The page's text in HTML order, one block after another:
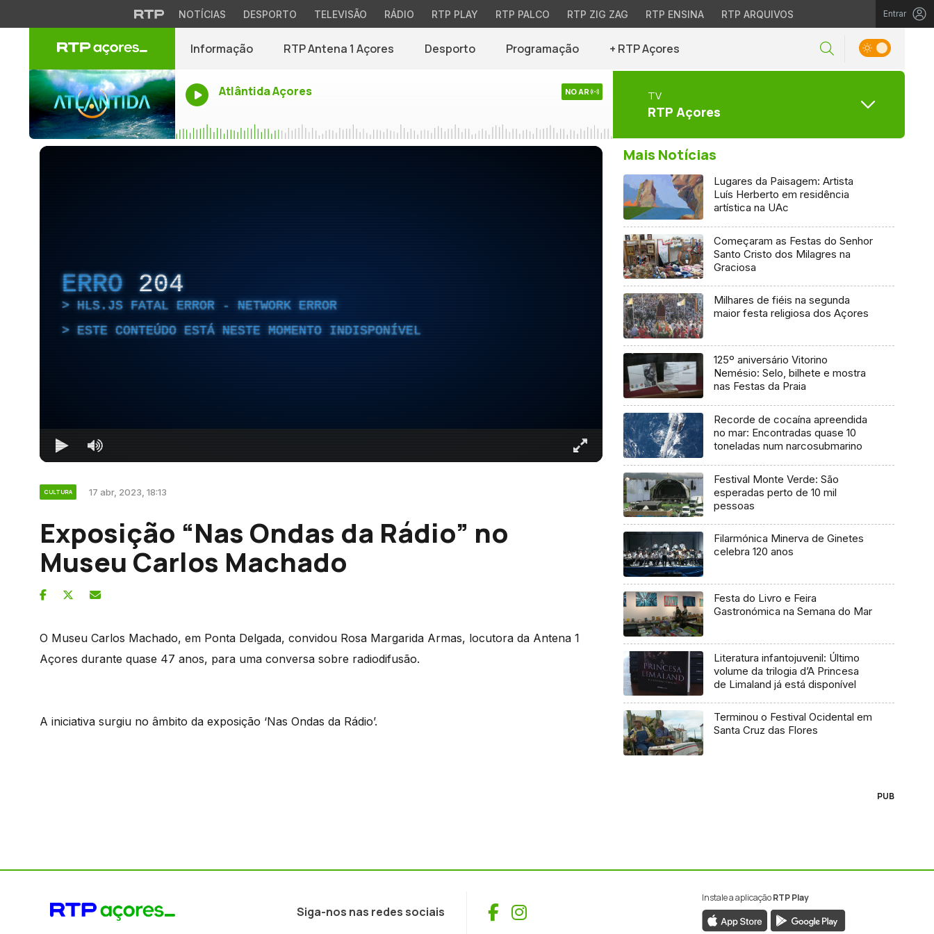
NOTÍCIAS DESPORTO TELEVISÃO RÁDIO RTP PLAY RTP PALCO RTP ZIG ZAG RTP ENSINA RTP ARQUIVOS Entrar
Informação RTP Antena 1 Açores Desporto Programação + RTP Açores
Atlântida Açores NO AR TV
RTP Açores
ERRO 204
HLS.JS FATAL ERROR - NETWORK ERROR
ESTE CONTEÚDO ESTÁ NESTE MOMENTO INDISPONÍVEL
CULTURA 17 abr, 2023, 18:13
Exposição “Nas Ondas da Rádio” no
Museu Carlos Machado
O Museu Carlos Machado, em Ponta Delgada, convidou Rosa Margarida Armas, locutora da Antena 1
Açores durante quase 47 anos, para uma conversa sobre radiodifusão.
A iniciativa surgiu no âmbito da exposição ‘Nas Ondas da Rádio’.
Mais Notícias
Lugares da Paisagem: Artista
Luís Herberto em residência
artística na UAc
Começaram as Festas do Senhor
Santo Cristo dos Milagres na
Graciosa
Milhares de fiéis na segunda
maior festa religiosa dos Açores
125º aniversário Vitorino
Nemésio: Selo, bilhete e mostra
nas Festas da Praia
Recorde de cocaína apreendida
no mar: Encontradas quase 10
toneladas num narcosubmarino
Festival Monte Verde: São
esperadas perto de 10 mil
pessoas
Filarmónica Minerva de Ginetes
celebra 120 anos
Festa do Livro e Feira
Gastronómica na Semana do Mar
Literatura infantojuvenil: Último
volume da trilogia d’A Princesa
de Limaland já está disponível
Terminou o Festival Ocidental em
Santa Cruz das Flores
PUB
Siga-nos nas redes sociais Facebook
Instagram
Instale a aplicaçãoRTP Play